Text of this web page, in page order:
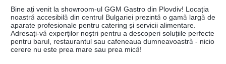
Bine ați venit la showroom-ul GGM Gastro din Plovdiv! Locația
noastră accesibilă din centrul Bulgariei prezintă o gamă largă de
aparate profesionale pentru catering și servicii alimentare.
Adresați-vă experților noștri pentru a descoperi soluțiile perfecte
pentru barul, restaurantul sau cafeneaua dumneavoastră - nicio
cerere nu este prea mare sau prea mică!